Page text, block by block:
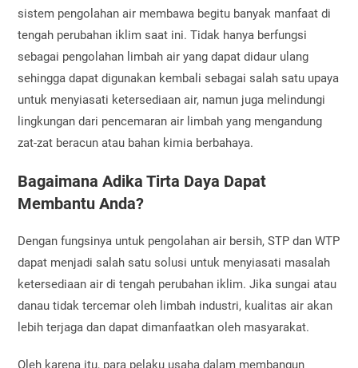
sistem pengolahan air membawa begitu banyak manfaat di
tengah perubahan iklim saat ini. Tidak hanya berfungsi
sebagai pengolahan limbah air yang dapat didaur ulang
sehingga dapat digunakan kembali sebagai salah satu upaya
untuk menyiasati ketersediaan air, namun juga melindungi
lingkungan dari pencemaran air limbah yang mengandung
zat-zat beracun atau bahan kimia berbahaya.
Bagaimana Adika Tirta Daya Dapat
Membantu Anda?
Dengan fungsinya untuk pengolahan air bersih, STP dan WTP
dapat menjadi salah satu solusi untuk menyiasati masalah
ketersediaan air di tengah perubahan iklim. Jika sungai atau
danau tidak tercemar oleh limbah industri, kualitas air akan
lebih terjaga dan dapat dimanfaatkan oleh masyarakat.
Oleh karena itu, para pelaku usaha dalam membangun